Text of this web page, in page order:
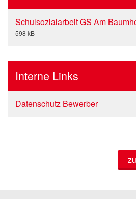
Schulsozialarbeit GS Am
598 kB
Interne Links
Datenschutz Bewerber